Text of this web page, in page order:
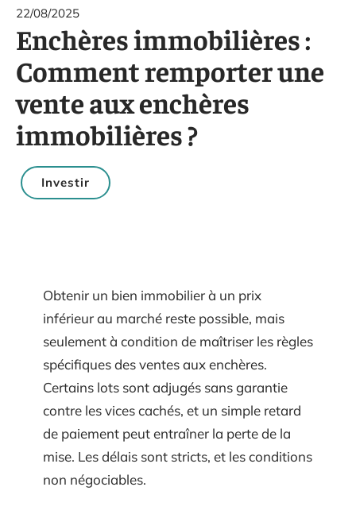
22/08/2025
Enchères immobilières :
Comment remporter une
vente aux enchères
immobilières ?
Investir
Obtenir un bien immobilier à un prix
inférieur au marché reste possible, mais
seulement à condition de maîtriser les règles
spécifiques des ventes aux enchères.
Certains lots sont adjugés sans garantie
contre les vices cachés, et un simple retard
de paiement peut entraîner la perte de la
mise. Les délais sont stricts, et les conditions
non négociables.